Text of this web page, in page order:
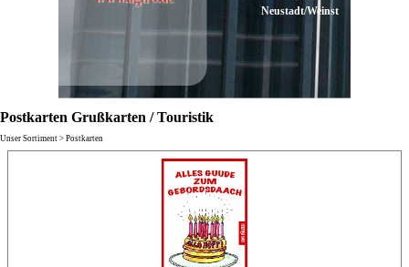
Neustadt/Weinstraße
06321
48 93 43
Fax:
06321 48
Postkarten Grußkarten / Touristik
Unser Sortiment > Postkarten